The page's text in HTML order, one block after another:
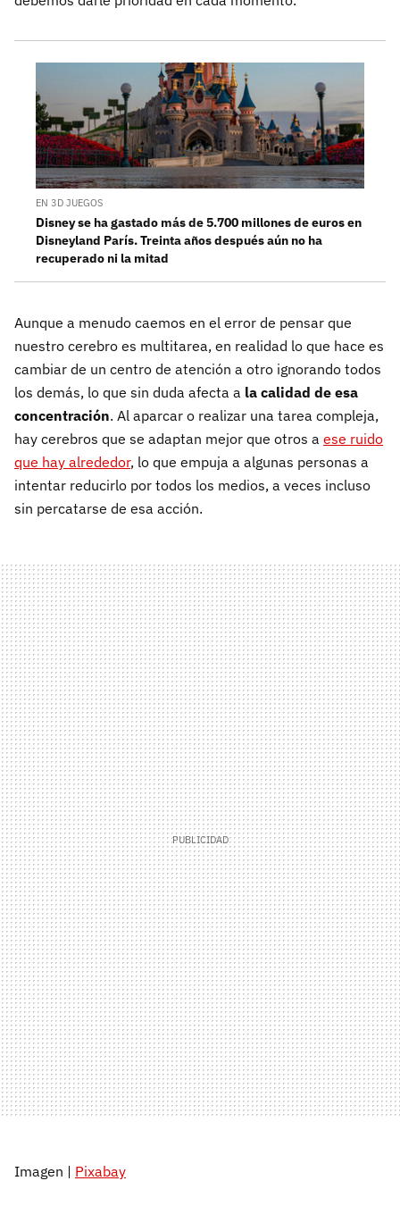
EN 3D JUEGOS
Disney se ha gastado más de 5.700 millones de euros en
Disneyland París. Treinta años después aún no ha
recuperado ni la mitad
Aunque a menudo caemos en el error de pensar que
nuestro cerebro es multitarea, en realidad lo que hace es
cambiar de un centro de atención a otro ignorando todos
los demás, lo que sin duda afecta a la calidad de esa
concentración. Al aparcar o realizar una tarea compleja,
hay cerebros que se adaptan mejor que otros a ese ruido
que hay alrededor, lo que empuja a algunas personas a
intentar reducirlo por todos los medios, a veces incluso
sin percatarse de esa acción.
Imagen | Pixabay